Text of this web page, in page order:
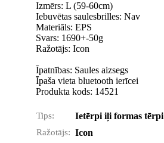
Izmērs: L (59-60cm)
Iebuvētas saulesbrilles: Nav
Materiāls: EPS
Svars: 1690+-50g
Ražotājs: Icon
Īpatnības: Saules aizsegs
Īpaša vieta bluetooth ierīcei
Produkta kods: 14521
Tips: Ietērpi iļi formas tērpi
Ražotājs: Icon